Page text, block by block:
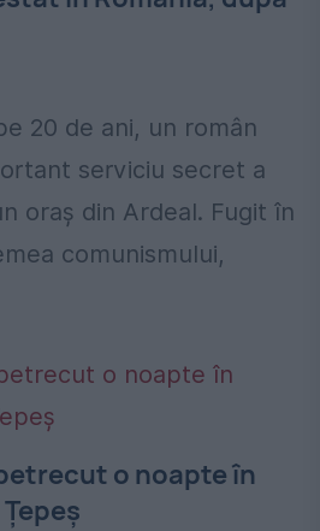
20 de ani, un român
serviciu secret a
oraș din Ardeal. Fugit în
comunismului,
o noapte în